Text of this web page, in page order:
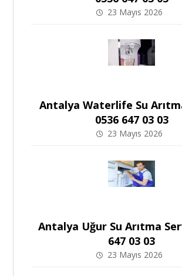
23 Mayıs 2026
Antalya Waterlife Su
0536 647 03 03
23 Mayıs 2026
Antalya Uğur Su Arıtma
647 03 03
23 Mayıs 2026